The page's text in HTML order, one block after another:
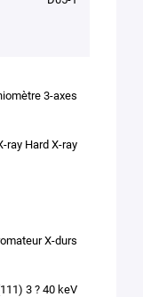
3-axes
ray Hard X-ray
X-durs
3 ? 40 keV